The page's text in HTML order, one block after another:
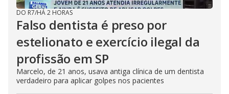
DO R7/HÁ 2 HORAS
Falso dentista é preso por
estelionato e exercício ilegal da
profissão em SP
Marcelo, de 21 anos, usava antiga clínica de um dentista
verdadeiro para aplicar golpes nos pacientes